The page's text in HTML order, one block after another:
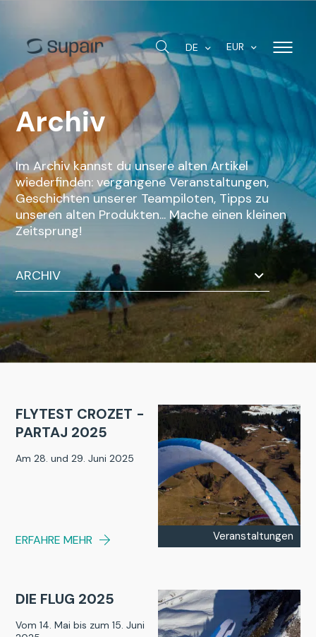
DE EUR
Archiv
Im Archiv kannst du unsere alten Artikel
wiederfinden: vergangene Veranstaltungen,
Geschichten unserer Teampiloten, Tipps zu
unseren alten Produkten... Mache einen kleinen
Zeitsprung!
ARCHIV
FLYTEST CROZET -
PARTAJ 2025
Am 28. und 29. Juni 2025
ERFAHRE MEHR Veranstaltungen
DIE FLUG 2025
Vom 14. Mai bis zum 15. Juni